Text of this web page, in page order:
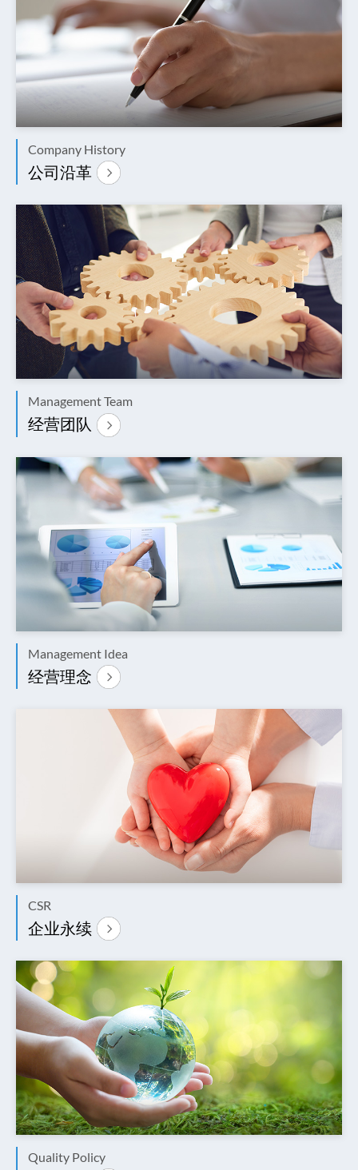
Company History
公司沿革
Management Team
经营团队
Management Idea
经营理念
CSR
企业永续
Quality Policy